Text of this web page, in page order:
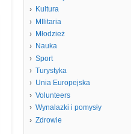
Kultura
MIlitaria
Młodzież
Nauka
Sport
Turystyka
Unia Europejska
Volunteers
Wynalazki i pomysły
Zdrowie